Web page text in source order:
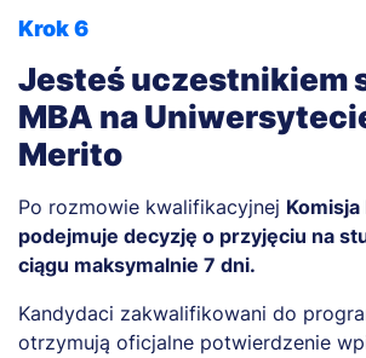
Krok 6
Jesteś uczestnikiem
MBA na
Merito
Po rozmowie kwalifikacyjnej
podejmuje decyzję o przyjęciu na
ciągu maksymalnie 7 dni.
Kandydaci zakwalifikowani do
otrzymują oficjalne potwierdzenie